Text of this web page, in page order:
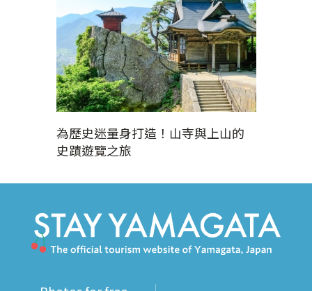
為歷史迷量身打造！山寺與上山的
史蹟遊覽之旅